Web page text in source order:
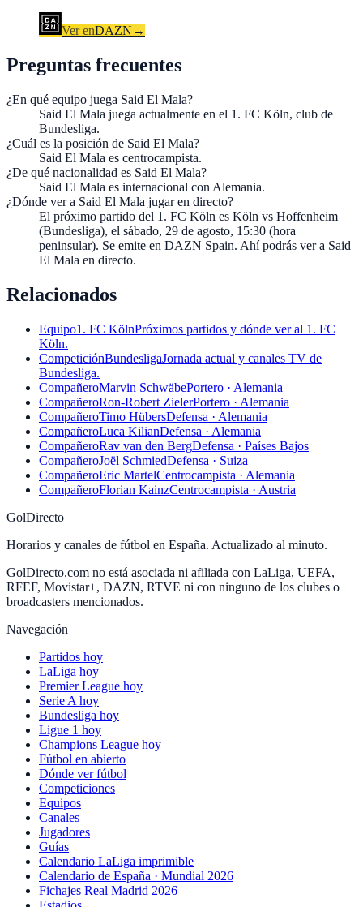
Ver enDAZN →
Preguntas frecuentes
¿En qué equipo juega Said El Mala?
Said El Mala juega actualmente en el 1. FC Köln, club de
Bundesliga.
¿Cuál es la posición de Said El Mala?
Said El Mala es centrocampista.
¿De qué nacionalidad es Said El Mala?
Said El Mala es internacional con Alemania.
¿Dónde ver a Said El Mala jugar en directo?
El próximo partido del 1. FC Köln es Köln vs Hoffenheim
(Bundesliga), el sábado, 29 de agosto, 15:30 (hora
peninsular). Se emite en DAZN Spain. Ahí podrás ver a Said
El Mala en directo.
Relacionados
Equipo1. FC KölnPróximos partidos y dónde ver al 1. FC
Köln.
CompeticiónBundesligaJornada actual y canales TV de
Bundesliga.
CompañeroMarvin SchwäbePortero · Alemania
CompañeroRon-Robert ZielerPortero · Alemania
CompañeroTimo HübersDefensa · Alemania
CompañeroLuca KilianDefensa · Alemania
CompañeroRav van den BergDefensa · Países Bajos
CompañeroJoël SchmiedDefensa · Suiza
CompañeroEric MartelCentrocampista · Alemania
CompañeroFlorian KainzCentrocampista · Austria
GolDirecto
Horarios y canales de fútbol en España. Actualizado al minuto.
GolDirecto.com no está asociada ni afiliada con LaLiga, UEFA,
RFEF, Movistar+, DAZN, RTVE ni con ninguno de los clubes o
broadcasters mencionados.
Navegación
Partidos hoy
LaLiga hoy
Premier League hoy
Serie A hoy
Bundesliga hoy
Ligue 1 hoy
Champions League hoy
Fútbol en abierto
Dónde ver fútbol
Competiciones
Equipos
Canales
Jugadores
Guías
Calendario LaLiga imprimible
Calendario de España · Mundial 2026
Fichajes Real Madrid 2026